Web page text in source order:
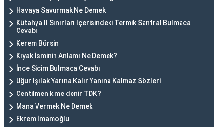
Havaya Savurmak Ne Demek
Kütahya Il Sınırları Içerisindeki Termik Santral Bulmaca
Cevabı
Kerem Bürsin
Kıyak İsminin Anlamı Ne Demek?
İnce Sicim Bulmaca Cevabı
Uğur Işılak Yarına Kalır Yanına Kalmaz Sözleri
Centilmen kime denir TDK?
Mana Vermek Ne Demek
Ekrem İmamoğlu